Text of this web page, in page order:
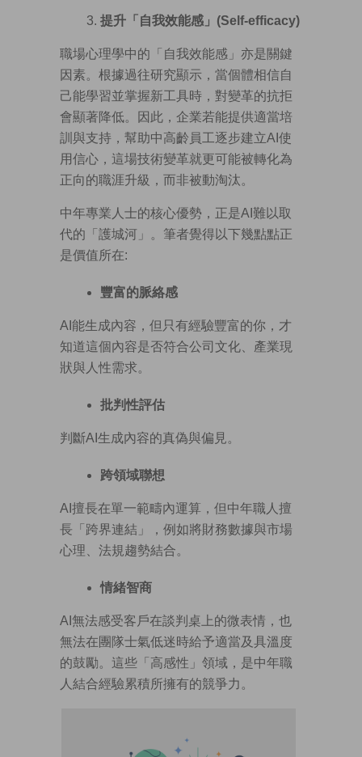
提升「自我效能感」 (Self-efficacy)
職場心理學中的「自我效能感」亦是關鍵
因素。根據過往研究顯示，當個體相信自
己能學習並掌握新工具時，對變革的抗拒
會顯著降低。因此，企業若能提供適當培
訓與支持，幫助中高齡員工逐步建立AI使
用信心，這場技術變革就更可能被轉化為
正向的職涯升級，而非被動淘汰。
中年專業人士的核心優勢，正是AI難以取
代的「護城河」。筆者覺得以下幾點點正
是價值所在:
豐富的脈絡感
AI能生成內容，但只有經驗豐富的你，才
知道這個內容是否符合公司文化、產業現
狀與人性需求。
批判性評估
判斷AI生成內容的真偽與偏見。
跨領域聯想
AI擅長在單一範疇內運算，但中年職人擅
長「跨界連結」，例如將財務數據與市場
心理、法規趨勢結合。
情緒智商
AI無法感受客戶在談判桌上的微表情，也
無法在團隊士氣低迷時給予適當及具溫度
的鼓勵。這些「高感性」領域，是中年職
人結合經驗累積所擁有的競爭力。